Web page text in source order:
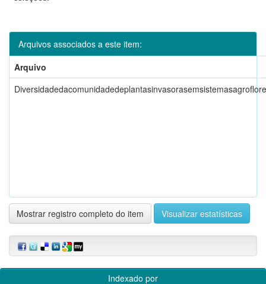
Arquivos associados a este item:
Arquivo
Mostrar registro completo do item Visualizar estatísticas
Indexado por